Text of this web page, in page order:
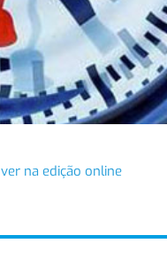
ver na edição online